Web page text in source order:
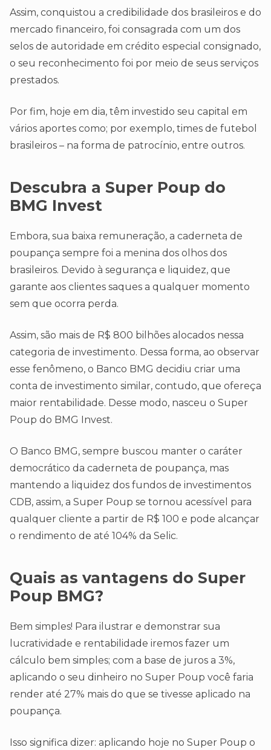
Assim, conquistou a credibilidade dos brasileiros e do
mercado financeiro, foi consagrada com um dos
selos de autoridade em crédito especial consignado,
o seu reconhecimento foi por meio de seus serviços
prestados.
Por fim, hoje em dia, têm investido seu capital em
vários aportes como; por exemplo, times de futebol
brasileiros – na forma de patrocínio, entre outros.
Descubra a Super Poup do
BMG Invest
Embora, sua baixa remuneração, a caderneta de
poupança sempre foi a menina dos olhos dos
brasileiros. Devido à segurança e liquidez, que
garante aos clientes saques a qualquer momento
sem que ocorra perda.
Assim, são mais de R$ 800 bilhões alocados nessa
categoria de investimento. Dessa forma, ao observar
esse fenômeno, o Banco BMG decidiu criar uma
conta de investimento similar, contudo, que ofereça
maior rentabilidade. Desse modo, nasceu o Super
Poup do BMG Invest.
O Banco BMG, sempre buscou manter o caráter
democrático da caderneta de poupança, mas
mantendo a liquidez dos fundos de investimentos
CDB, assim, a Super Poup se tornou acessível para
qualquer cliente a partir de R$ 100 e pode alcançar
o rendimento de até 104% da Selic.
Quais as vantagens do Super
Poup BMG?
Bem simples! Para ilustrar e demonstrar sua
lucratividade e rentabilidade iremos fazer um
cálculo bem simples; com a base de juros a 3%,
aplicando o seu dinheiro no Super Poup você faria
render até 27% mais do que se tivesse aplicado na
poupança.
Isso significa dizer: aplicando hoje no Super Poup o